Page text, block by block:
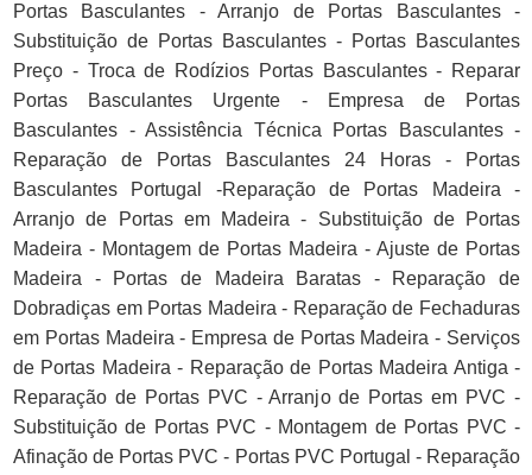
Portas Basculantes - Arranjo de Portas Basculantes -
Substituição de Portas Basculantes - Portas Basculantes
Preço - Troca de Rodízios Portas Basculantes - Reparar
Portas Basculantes Urgente - Empresa de Portas
Basculantes - Assistência Técnica Portas Basculantes -
Reparação de Portas Basculantes 24 Horas - Portas
Basculantes Portugal -Reparação de Portas Madeira -
Arranjo de Portas em Madeira - Substituição de Portas
Madeira - Montagem de Portas Madeira - Ajuste de Portas
Madeira - Portas de Madeira Baratas - Reparação de
Dobradiças em Portas Madeira - Reparação de Fechaduras
em Portas Madeira - Empresa de Portas Madeira - Serviços
de Portas Madeira - Reparação de Portas Madeira Antiga -
Reparação de Portas PVC - Arranjo de Portas em PVC -
Substituição de Portas PVC - Montagem de Portas PVC -
Afinação de Portas PVC - Portas PVC Portugal - Reparação